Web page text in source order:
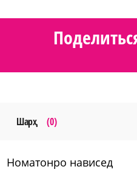
Шарҳ (0)
номатонро нависед